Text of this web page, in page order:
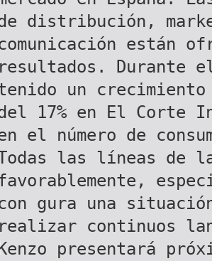
distribución,
están
resultados. Durante
un crecimiento
17% en El Corte
el número de
las líneas de
gura una
realizar continuos
Kenzo presentará